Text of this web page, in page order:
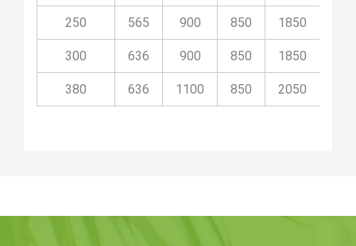
250 565 900 850 1850
300 636 900 850 1850
380 636 1100 850 2050